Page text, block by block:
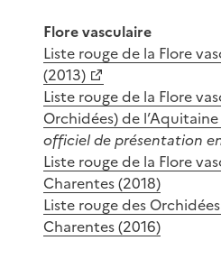
Flore vasculaire
Liste rouge de la Flore
(2013)
Liste rouge de la Flore
Orchidées) de
officiel de présentation
Liste rouge de la Flore
Charentes (2018)
Liste rouge des
Charentes (2016)